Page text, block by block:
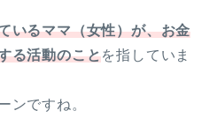
いるママ（女性）が、お金
る活動のことを指していま
ンですね。